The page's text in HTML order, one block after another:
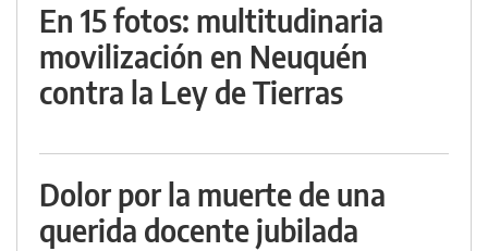
En 15 fotos: multitudinaria
movilización en Neuquén
contra la Ley de Tierras
Dolor por la muerte de una
querida docente jubilada